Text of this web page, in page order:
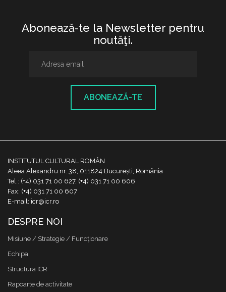
Abonează-te la Newsletter pentru
noutăţi.
ABONEAZĂ-TE
INSTITUTUL CULTURAL ROMÂN
Aleea Alexandru nr. 38, 011824 București, România
Tel.: (+4) 031 71 00 627, (+4) 031 71 00 606
Fax: (+4) 031 71 00 607
E-mail: icr@icr.ro
DESPRE NOI
Misiune / Strategie / Funcţionare
Echipa
Structura ICR
Rapoarte de activitate